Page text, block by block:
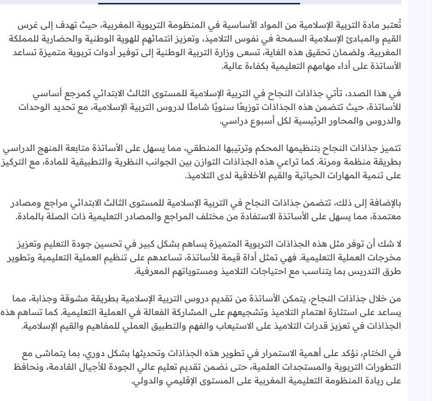
تُعتبر مادة التربية الإسلامية من المواد الأساسية في المنظومة التربوية المغربية، حيث تهدف إلى غرس
القيم والمبادئ الإسلامية السمحة في نفوس التلاميذ، وتعزيز انتمائهم للهوية الوطنية والحضارية للمملكة
المغربية. ولضمان تحقيق هذه الغاية، تسعى وزارة التربية الوطنية إلى توفير أدوات تربوية متميزة تساعد
الأساتذة على أداء مهامهم التعليمية بكفاءة عالية.
في هذا الصدد، تأتي جذاذات النجاح في التربية الإسلامية للمستوى الثالث الابتدائي كمرجع أساسي
للأساتذة، حيث تتضمن هذه الجذاذات توزيعًا سنويًا شاملًا لدروس التربية الإسلامية، مع تحديد الوحدات
والدروس والمحاور الرئيسية لكل أسبوع دراسي.
تتميز جذاذات النجاح بتنظيمها المحكم وترتيبها المنطقي، مما يسهل على الأساتذة متابعة المنهج الدراسي
بطريقة منظمة ومرنة. كما تراعي هذه الجذاذات التوازن بين الجوانب النظرية والتطبيقية للمادة، مع التركيز
على تنمية المهارات الحياتية والقيم الأخلاقية لدى التلاميذ.
بالإضافة إلى ذلك، تتضمن جذاذات النجاح في التربية الإسلامية للمستوى الثالث الابتدائي مراجع ومصادر
معتمدة، مما يسهل على الأساتذة الاستفادة من مختلف المراجع والمصادر التعليمية ذات الصلة بالمادة.
لا شك أن توفر مثل هذه الجذاذات التربوية المتميزة يساهم بشكل كبير في تحسين جودة التعليم وتعزيز
مخرجات العملية التعليمية. فهي تمثل أداة قيمة للأساتذة، تساعدهم على تنظيم العملية التعليمية وتطوير
طرق التدريس بما يتناسب مع احتياجات التلاميذ ومستوياتهم المعرفية.
من خلال جذاذات النجاح، يتمكن الأساتذة من تقديم دروس التربية الإسلامية بطريقة مشوقة وجذابة، مما
يساعد على استثارة اهتمام التلاميذ وتشجيعهم على المشاركة الفعالة في العملية التعليمية. كما تساهم هذه
الجذاذات في تعزيز قدرات التلاميذ على الاستيعاب والفهم والتطبيق العملي للمفاهيم والقيم الإسلامية.
في الختام، نؤكد على أهمية الاستمرار في تطوير هذه الجذاذات وتحديثها بشكل دوري، بما يتماشى مع
التطورات التربوية والمستجدات العلمية، حتى نضمن تقديم تعليم عالي الجودة للأجيال القادمة، ونحافظ
على ريادة المنظومة التعليمية المغربية على المستوى الإقليمي والدولي.